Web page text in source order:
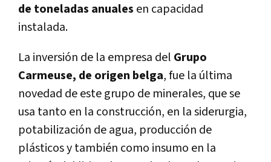
de toneladas anuales en capacidad
instalada.
La inversión de la empresa del Grupo
Carmeuse, de origen belga, fue la última
novedad de este grupo de minerales, que se
usa tanto en la construcción, en la siderurgia,
potabilización de agua, producción de
plásticos y también como insumo en la